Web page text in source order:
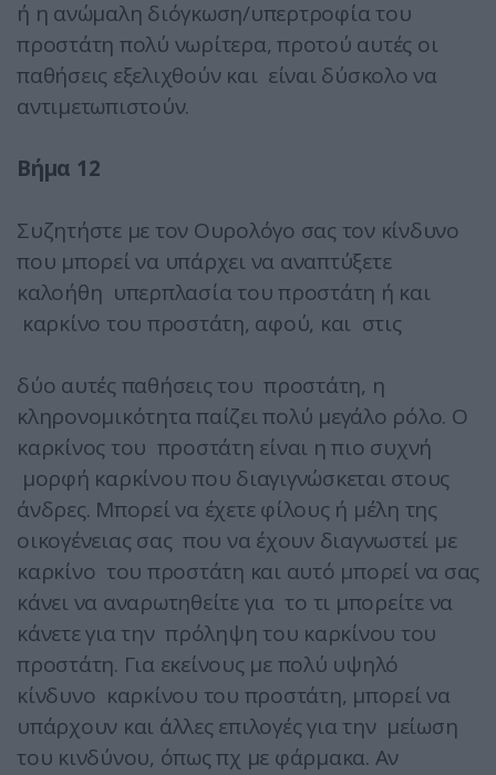
ή η ανώμαλη διόγκωση/υπερτροφία του
προστάτη πολύ νωρίτερα, προτού αυτές οι
παθήσεις εξελιχθούν και είναι δύσκολο να
αντιμετωπιστούν.
Βήμα 12
Συζητήστε με τον Ουρολόγο σας τον κίνδυνο
που μπορεί να υπάρχει να αναπτύξετε
καλοήθη υπερπλασία του προστάτη ή και
καρκίνο του προστάτη, αφού, και στις
δύο αυτές παθήσεις του προστάτη, η
κληρονομικότητα παίζει πολύ μεγάλο ρόλο. Ο
καρκίνος του προστάτη είναι η πιο συχνή
μορφή καρκίνου που διαγιγνώσκεται στους
άνδρες. Μπορεί να έχετε φίλους ή μέλη της
οικογένειας σας που να έχουν διαγνωστεί με
καρκίνο του προστάτη και αυτό μπορεί να σας
κάνει να αναρωτηθείτε για το τι μπορείτε να
κάνετε για την πρόληψη του καρκίνου του
προστάτη. Για εκείνους με πολύ υψηλό
κίνδυνο καρκίνου του προστάτη, μπορεί να
υπάρχουν και άλλες επιλογές για την μείωση
του κινδύνου, όπως πχ με φάρμακα. Αν